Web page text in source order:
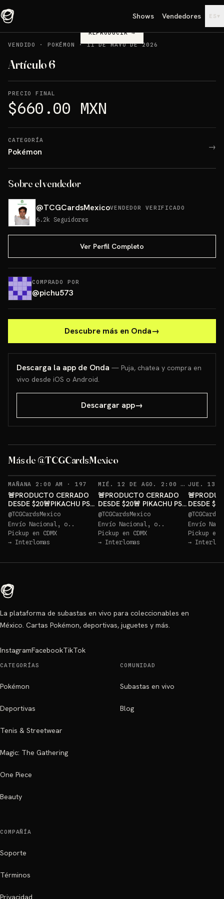
Shows Vendedores ES ▾
REPRODUCIR→
VENDIDO
· POKÉMON ·11 DE MAYO DE 2026
Artículo 6
PRECIO FINAL
$660.00 MXN
CATEGORÍA
Pokémon →
Sobre el vendedor
@TCGCardsMexicoVENDEDOR VERIFICADO
6.2k Seguidores
Ver Perfil Completo
COMPRADO POR
@pichu573
Descubre más en Onda→
Descarga la app de Onda — Puja, chatea y compra en
vivo desde iOS o Android.
Descargar app→
Más de @TCGCardsMexico
MAÑANA 2:00 AM · 197 RECORDATORIOS
🚨PRODUCTO CERRADO
DESDE $20🚨PIKACHU PSA
10 GRATIS
@TCGCardsMexico
Envío Nacional, o..
Pickup en CDMX
→ Interlomas
MIÉ. 12 DE AGO. 2:00 AM · 188
🚨PRODUCTO CERRADO
DESDE $20🚨 PIKACHU PSA
10 GRATIS
@TCGCardsMexico
Envío Nacional, o..
Pickup en CDMX
→ Interlomas
DESDE
10 GRATIS
@
Envío
Pickup en
→
La plataforma de subastas en vivo para coleccionables en
México. Cartas Pokémon, deportivas, juguetes y más.
InstagramFacebookTikTok
CATEGORÍAS
Pokémon
Deportivas
Tenis & Streetwear
Magic: The Gathering
One Piece
Beauty
COMUNIDAD
Subastas en vivo
Blog
COMPAÑÍA
Soporte
Términos
Privacidad